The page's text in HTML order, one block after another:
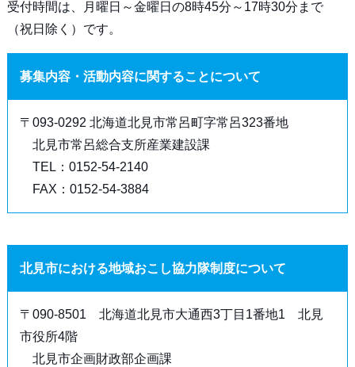
受付時間は、月曜日～金曜日の8時45分～17時30分まで
（祝日除く）です。
募集内容・活動内容に関することについて
〒093-0292 北海道北見市常呂町字常呂323番地
北見市常呂総合支所産業建設課
TEL：0152-54-2140
FAX：0152-54-3884
北見市における地域おこし協力隊制度について
〒090-8501 北海道北見市大通西3丁目1番地1 北見
市役所4階
北見市企画財政部企画課